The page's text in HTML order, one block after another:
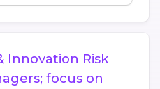
Innovation Risk
focus on